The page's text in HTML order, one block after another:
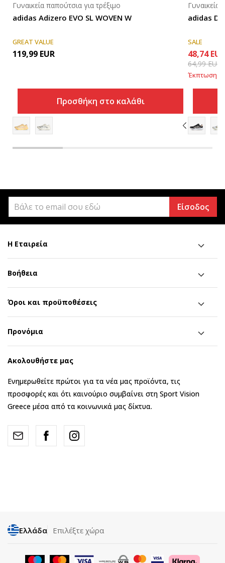
adidas Adizero EVO SL WOVEN W
Γυναικεία παπούτσια για τρέξιμο
GREAT VALUE
119,99 EUR
Προσθήκη στο καλάθι
adidas
Γυναικεία
SALE
48,74 EUR
64,99EUR
Έκπτωση
Είσοδος
Η Εταιρεία
Βοήθεια
Όροι και προϋποθέσεις
Προνόμια
Ακολουθήστε μας
Ενημερωθείτε πρώτοι για τα νέα μας προϊόντα, τις
προσφορές και ότι καινούριο συμβαίνει στη Sport Vision
Greece μέσα από τα κοινωνικά μας δίκτυα.
Ελλάδα Επιλέξτε χώρα